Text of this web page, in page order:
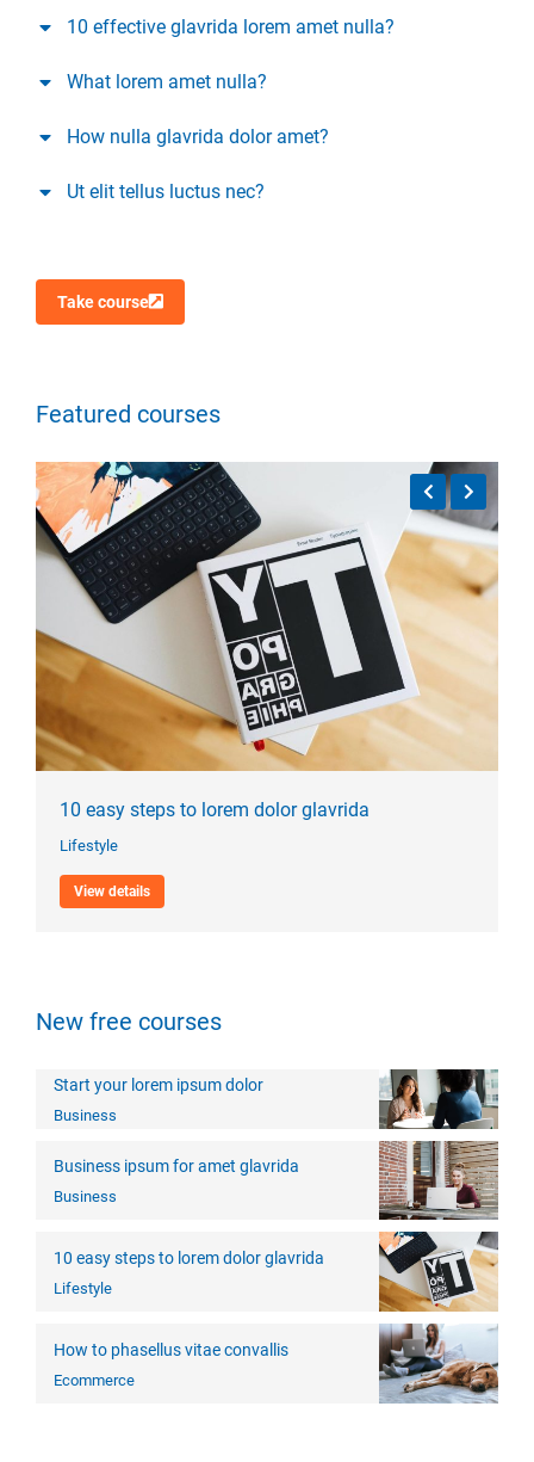
10 effective glavrida lorem amet nulla?
What lorem amet nulla?
How nulla glavrida dolor amet?
Ut elit tellus luctus nec?
Take course
Featured courses
10 easy steps to lorem dolor glavrida
Lifestyle
View details
New free courses
Start your lorem ipsum dolor
Business
Business ipsum for amet glavrida
Business
10 easy steps to lorem dolor glavrida
Lifestyle
How to phasellus vitae convallis
Ecommerce